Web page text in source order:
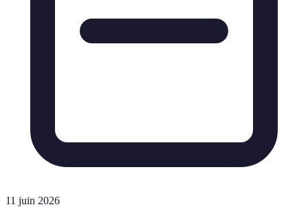
11 juin 2026